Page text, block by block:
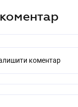
коментар